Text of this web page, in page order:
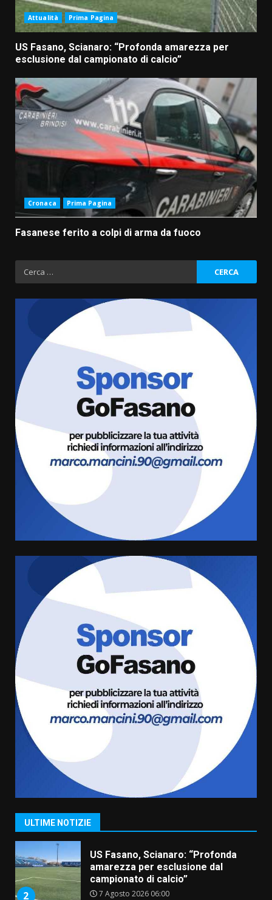
Attualità Prima Pagina
US Fasano, Scianaro: “Profonda amarezza per
esclusione dal campionato di calcio”
Cronaca Prima Pagina
Fasanese ferito a colpi di arma da fuoco
Ricerca
per:
ULTIME NOTIZIE
Fasanese ferito a colpi di arma
da fuoco
6 Agosto 2026 18:13
4
Carta d’identità: continua il piano
di aperture straordinarie del
Comune di Fasano
6 Agosto 2026 14:16
Grazia Neglia, coordinatrice
cittadina di Fratelli d’Italia,
pronta a tornare in Consiglio
comunale
6
Cura dei beni comuni e
cittadinanza attiva: online
condivisa della Villetta di
Laureto
6 Agosto 2026 06:20
La magia del Minareto e la prima
assoluta de “L’Albergo
Belvedere. Il rapimento”
6 Agosto 2026 06:15
“I Contestatori: Musica di
Rivoluzione”: nuovo
appuntamento con “Fasano in
2
US Fasano, Scianaro: “Profonda
amarezza per esclusione dal
campionato di calcio”
7 Agosto 2026 06:00
Fasanese ferito a colpi di arma